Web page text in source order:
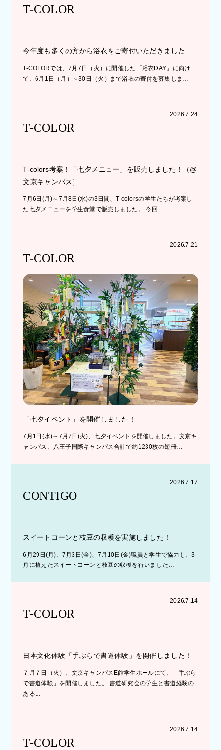
T-COLOR
今年度も多くの方から浴衣をご寄付いただきました
T-COLORでは、7月7日（火）に開催した「浴衣DAY」に向け
て、6月1日（月）～30日（火）まで浴衣の寄付を募集しま…
2026.7.24
T-COLOR
T-colors考案！「七夕メニュー」を販売しました！（@
文京キャンパス）
7月6日(月)～7月8日(水)の3日間、T-colorsの学生たちが考案し
た七夕メニューを学生食堂で販売しました。 今回…
2026.7.21
T-COLOR
「七夕イベント」を開催しました！
7月1日(水)～7月7日(火)、七夕イベントを開催しました。文京キ
ャンパス、八王子国際キャンパス合計で約1230枚の短冊…
2026.7.17
CONTIGO
スイートコーンと枝豆の収穫を実施しました！
6月29日(月)、7月3日(金)、7月10日(金)職員と学生で協力し、3
月に植えたスイートコーンと枝豆の収穫を行いました…
2026.7.14
T-COLOR
日本文化体験「手ぶらで書道体験」を開催しました！
７月７日（火）、文京キャンパスE館学生ホールにて、「手ぶら
で書道体験」を開催しました。 書道研究会の学生と書道経験の
ある…
2026.7.14
T-COLOR